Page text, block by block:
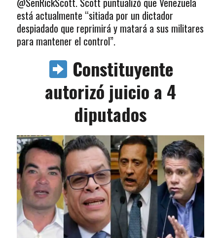
está actualmente “sitiada por un dictador
despiadado que reprimirá y matará a sus militares
para mantener el control”.
Constituyente
autorizó juicio a 4
diputados